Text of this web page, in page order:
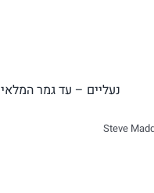
נעליים – עד גמר המלאי